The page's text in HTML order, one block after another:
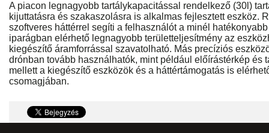
A piacon legnagyobb tartálykapacitással rendelkező (30l)
kijuttatásra és szakaszolásra is alkalmas fejlesztett eszköz.
szoftveres háttérrel segíti a felhasználót a minél
iparágban elérhető legnagyobb területteljesítmény az
kiegészítő áramforrással szavatolható. Más precíziós
drónban tovább használhatók, mint például előírástérkép és
mellett a kiegészítő eszközök és a háttértámogatás is
csomagjában.